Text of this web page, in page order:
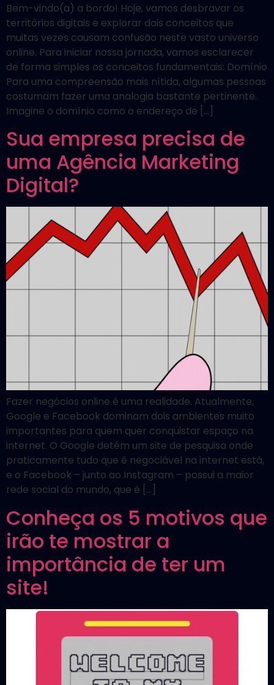
Bem-vindo(a) a bordo! Hoje, vamos desbravar os
territórios digitais e explorar dois conceitos que
muitas vezes causam confusão neste vasto universo
online. Para iniciar nossa jornada, vamos esclarecer
de forma simples os conceitos fundamentais: Domínio
Para uma compreensão mais nítida, algumas pessoas
costumam fazer uma analogia bastante pertinente.
Imagine o domínio como o endereço de […]
Sua empresa precisa de
uma Agência Marketing
Digital?
Fazer negócios online é uma realidade. Atualmente,
Google e Facebook dominam dois ambientes muito
importantes para quem quer conquistar espaço na
internet. O Google detém um site de pesquisa onde
praticamente tudo que é negociável na internet está,
e o Facebook – junto ao Instagram – possui a maior
rede social do mundo, que é […]
Conheça os 5 motivos que
irão te mostrar a
importância de ter um
site!